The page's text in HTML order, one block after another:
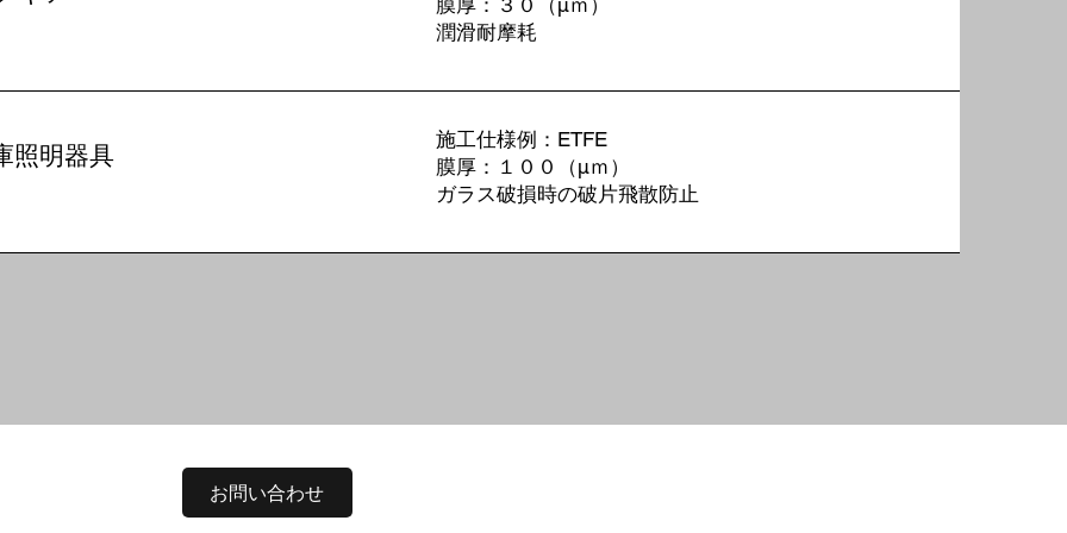
潤滑耐摩耗
施工仕様例：ETFE
​膜厚：１００
（μｍ）
ガラス破損時の破片飛散防止
照明器具
お問い合わせ